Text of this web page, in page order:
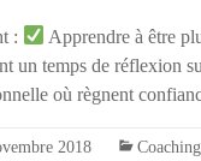
:
Apprendre à être
un temps de réflexion
où règnent
2018 Coaching